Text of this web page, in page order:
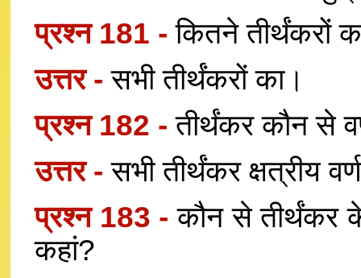
प्रश्न 181 -कितने तीर्थंकरों
उत्तर -सभी तीर्थंकरों का।
प्रश्न 182 -तीर्थंकर कौन से
उत्तर -सभी तीर्थंकर क्षत्रीय
प्रश्न 183 -कौन से तीर्थंकर
कहां?